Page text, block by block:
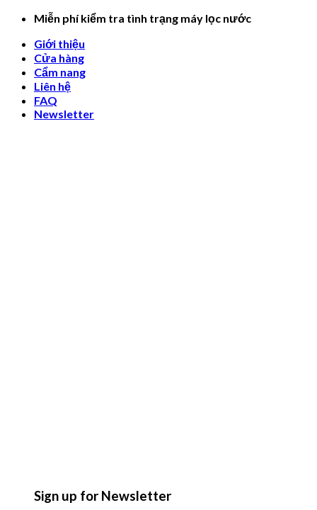
Skip
content
Miễn phí kiểm tra tình trạng máy lọc nước
Giới thiệu
Cửa hàng
Cẩm nang
Liên hệ
FAQ
Newsletter
Sign up for Newsletter